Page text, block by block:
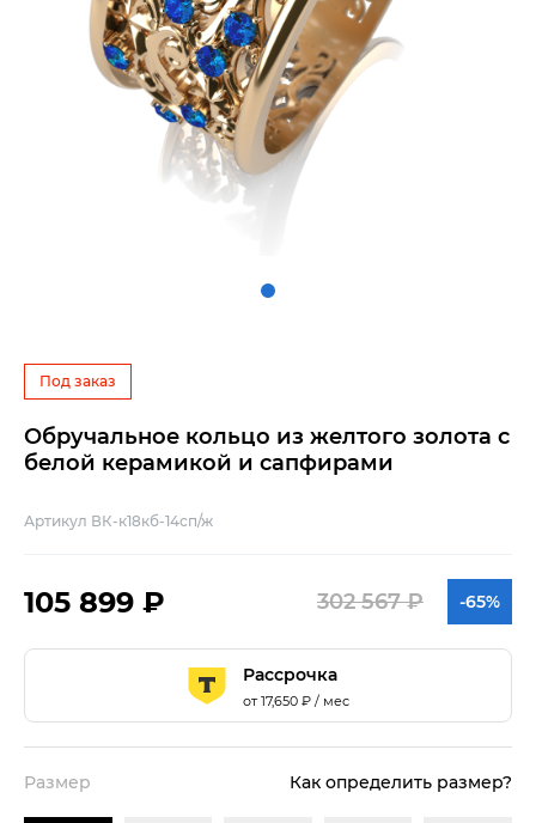
Под заказ
Обручальное кольцо из желтого золота с
белой керамикой и сапфирами
Артикул ВК-к18кб-14сп/ж
105 899 ₽ 302 567 ₽ -65%
Рассрочка
от17,650₽ / мес
Размер Как определить размер?